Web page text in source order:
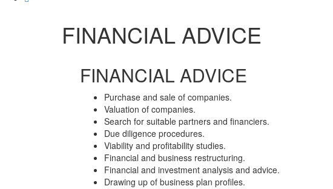
FINANCIAL ADVICE
FINANCIAL ADVICE
Purchase and sale of companies.
Valuation of companies.
Search for suitable partners and financiers.
Due diligence procedures.
Viability and profitability studies.
Financial and business restructuring.
Financial and investment analysis and advice.
Drawing up of business plan profiles.